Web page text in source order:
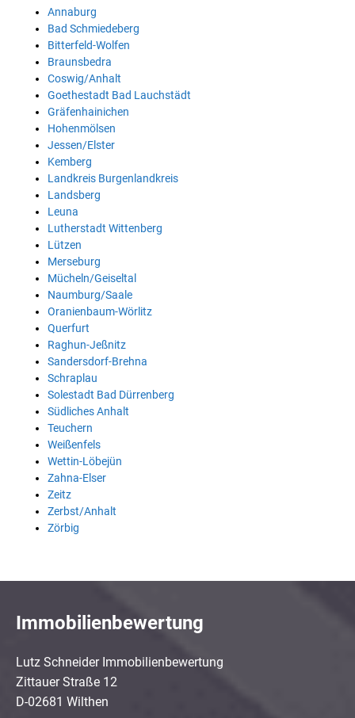
Annaburg
Bad Schmiedeberg
Bitterfeld-Wolfen
Braunsbedra
Coswig/Anhalt
Goethestadt Bad Lauchstädt
Gräfenhainichen
Hohenmölsen
Jessen/Elster
Kemberg
Landkreis Burgenlandkreis
Landsberg
Leuna
Lutherstadt Wittenberg
Lützen
Merseburg
Mücheln/Geiseltal
Naumburg/Saale
Oranienbaum-Wörlitz
Querfurt
Raghun-Jeßnitz
Sandersdorf-Brehna
Schraplau
Solestadt Bad Dürrenberg
Südliches Anhalt
Teuchern
Weißenfels
Wettin-Löbejün
Zahna-Elser
Zeitz
Zerbst/Anhalt
Zörbig
Immobilienbewertung
Lutz Schneider Immobilienbewertung
Zittauer Straße 12
D-02681 Wilthen